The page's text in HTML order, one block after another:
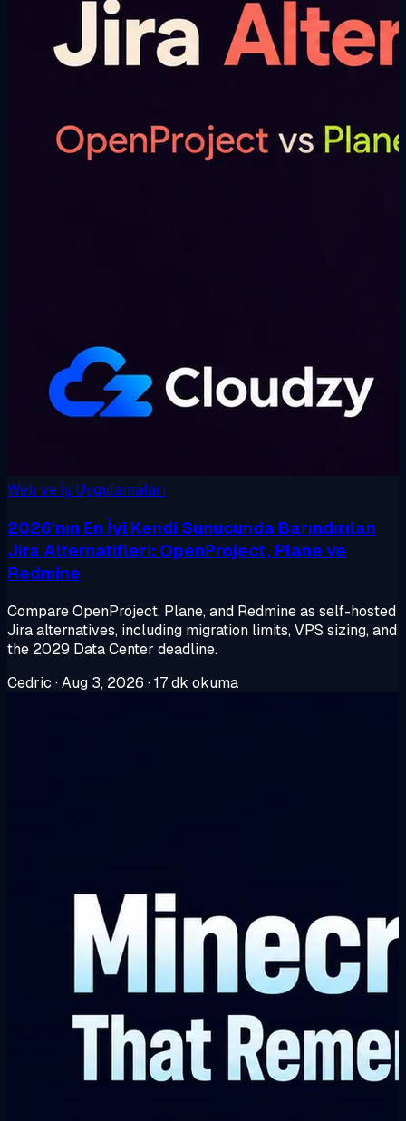
Web ve İş Uygulamaları
2026'nın En İyi Kendi Sunucunda Barındırılan
Jira Alternatifleri: OpenProject, Plane ve
Redmine
Compare OpenProject, Plane, and Redmine as self-hosted
Jira alternatives, including migration limits, VPS sizing, and
the 2029 Data Center deadline.
Cedric ·Aug 3, 2026 ·17 dk okuma